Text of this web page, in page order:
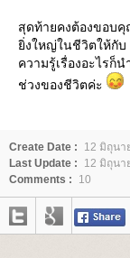
สุดท้ายคงต้องขอบ
งใหญ่ในชีวิตให้กับ
ความรู้เรื่องอะไร
ช่วงของชีวิตค่ะ
Create Date :
12 มิถุนา
Last Update :
12 มิถุนา
Comments :
10